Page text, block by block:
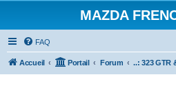
MAZDA
FAQ
Accueil Portail Forum